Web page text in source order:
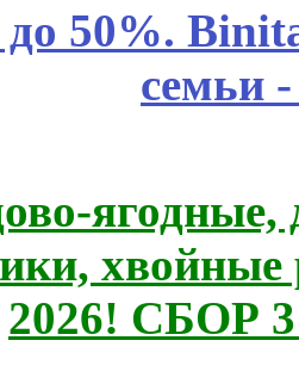
50%.
семьи
ягодные,
2026! СБОР